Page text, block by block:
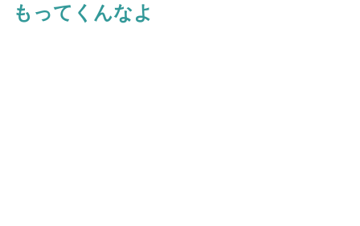
もってくんなよ